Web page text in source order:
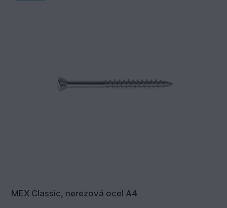
MEX Classic, nerezová ocel A4